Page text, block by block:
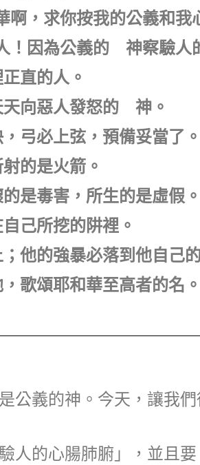
，求你按我的公義和我
！因為公義的 神察驗人
直的人。
向惡人發怒的 神。
弓必上弦，預備妥當了。
的是火箭。
是毒害，所生的是虛假。
己所挖的阱裡。
他的強暴必落到他自己
歌頌耶和華至高者的名。
公義的神。今天，讓我
人的心腸肺腑」，並且